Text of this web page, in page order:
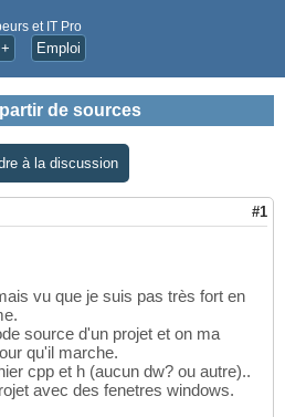
et IT Pro
Emploi
de sources
à la discussion
#1
vu que je suis pas très fort en
source d'un projet et on ma
qu'il marche.
cpp et h (aucun dw? ou autre)..
avec des fenetres windows.